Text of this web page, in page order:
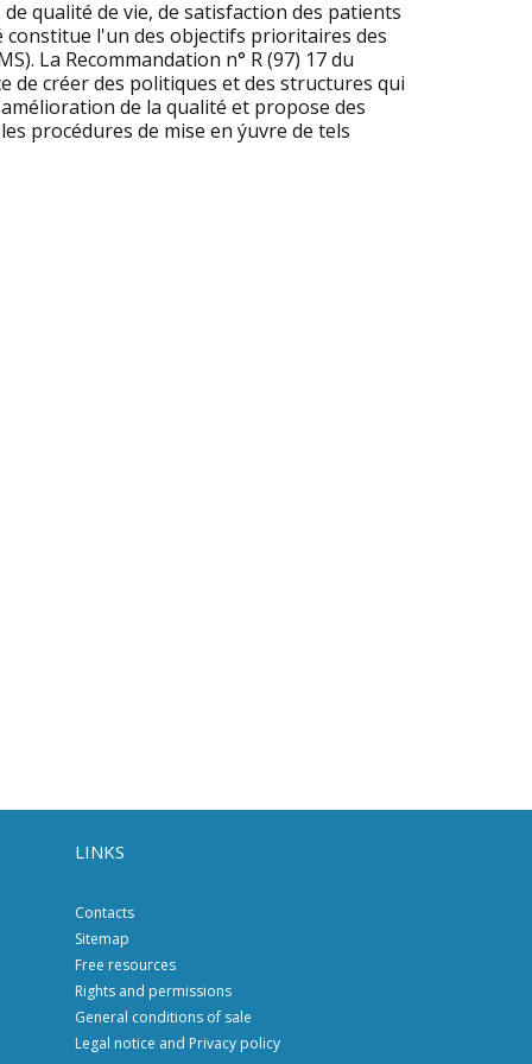
qualité de vie, de satisfaction des patients
l'un des objectifs prioritaires des
La Recommandation n° R (97) 17 du
de créer des politiques et des structures qui
de la qualité et propose des
procédures de mise en ýuvre de tels
LINKS
Contacts
Sitemap
Free resources
Rights and permissions
General conditions of sale
Legal notice and Privacy policy